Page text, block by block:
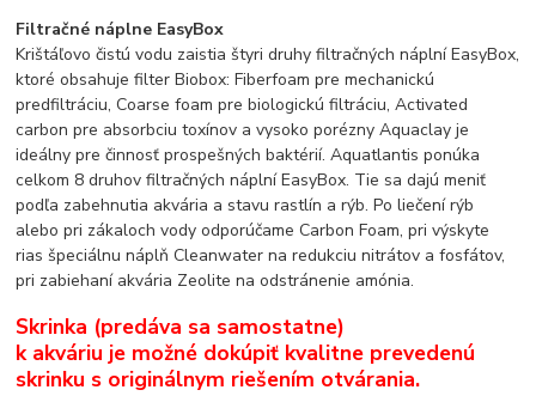
Filtračné náplne EasyBox
Krištáľovo čistú vodu zaistia štyri druhy filtračných náplní EasyBox,
ktoré obsahuje filter Biobox: Fiberfoam pre mechanickú
predfiltráciu, Coarse foam pre biologickú filtráciu, Activated
carbon pre absorbciu toxínov a vysoko porézny Aquaclay je
ideálny pre činnosť prospešných baktérií. Aquatlantis ponúka
celkom 8 druhov filtračných náplní EasyBox. Tie sa dajú meniť
podľa zabehnutia akvária a stavu rastlín a rýb. Po liečení rýb
alebo pri zákaloch vody odporúčame Carbon Foam, pri výskyte
rias špeciálnu náplň Cleanwater na redukciu nitrátov a fosfátov,
pri zabiehaní akvária Zeolite na odstránenie amónia.
Skrinka (predáva sa samostatne)
k akváriu je možné dokúpiť kvalitne prevedenú
skrinku s originálnym riešením otvárania.